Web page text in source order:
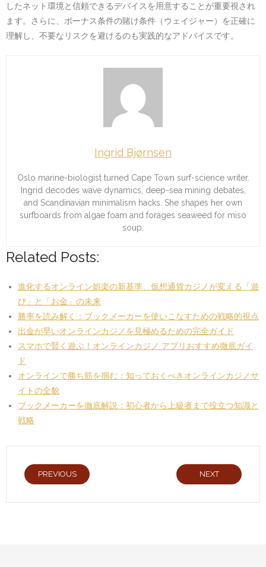
したネット環境と信頼できるデバイスを用意することが重要視され
ます。さらに、ボーナス条件の賭け条件（ウェイジャー）を正確に
理解し、不要なリスクを避けるのも実践的なアドバイスです。
Ingrid Bjørnsen
Oslo marine-biologist turned Cape Town surf-science writer.
Ingrid decodes wave dynamics, deep-sea mining debates,
and Scandinavian minimalism hacks. She shapes her own
surfboards from algae foam and forages seaweed for miso
soup.
Related Posts:
進化するオンライン娯楽の新基準、仮想通貨カジノが変える「遊
び」と「お金」の未来
勝率を読み解く：ブックメーカーを使いこなすための戦略的視点
出金が早いオンラインカジノを見極めるための完全ガイド
スマホで賢く遊ぶ！オンラインカジノ アプリおすすめ徹底ガイ
ド
オンラインで勝ち筋を掴む：知っておくべきオンラインカジノサ
イトの全貌
ブックメーカーを徹底解説：初心者から上級者まで役立つ知識と
戦略
PREVIOUS NEXT